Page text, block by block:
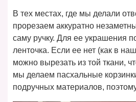
В тех местах, где мы делали
прорезаем аккуратно
саму ручку. Для ее украшения
ленточка. Если ее нет (как в
можно вырезать из той ткани,
мы делаем пасхальные
подручных материалов,